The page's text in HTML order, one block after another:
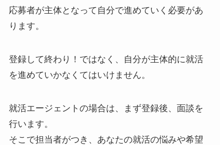
応募者が主体となって自分で進めていく必要があ
ります。
登録して終わり！ではなく、自分が主体的に就活
を進めていかなくてはいけません。
就活エージェントの場合は、まず登録後、面談を
行います。
そこで担当者がつき、あなたの就活の悩みや希望